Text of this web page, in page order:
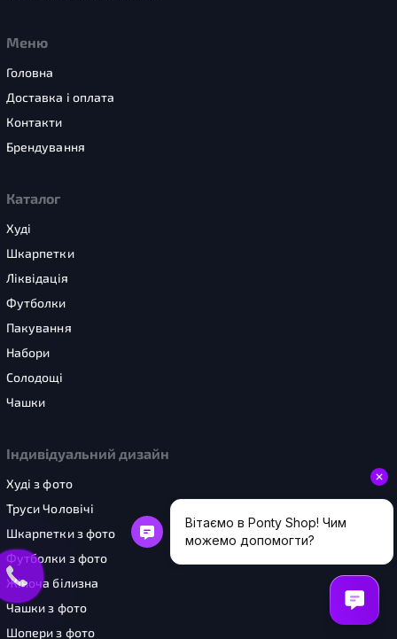
Меню
Головна
Доставка і оплата
Контакти
Брендування
Каталог
Худі
Шкарпетки
Ліквідація
Футболки
Пакування
Набори
Солодощі
Чашки
Індивідуальний дизайн
Худі з фото
Труси Чоловічі
Шкарпетки з фото
Футболки з фото
Жіноча білизна
Чашки з фото
Шопери з фото